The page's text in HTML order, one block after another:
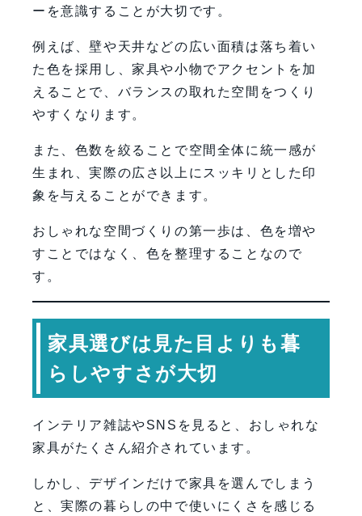
ーを意識することが大切です。
例えば、壁や天井などの広い面積は落ち着い
た色を採用し、家具や小物でアクセントを加
えることで、バランスの取れた空間をつくり
やすくなります。
また、色数を絞ることで空間全体に統一感が
生まれ、実際の広さ以上にスッキリとした印
象を与えることができます。
おしゃれな空間づくりの第一歩は、色を増や
すことではなく、色を整理することなので
す。
家具選びは見た目よりも暮
らしやすさが大切
インテリア雑誌やSNSを見ると、おしゃれな
家具がたくさん紹介されています。
しかし、デザインだけで家具を選んでしまう
と、実際の暮らしの中で使いにくさを感じる